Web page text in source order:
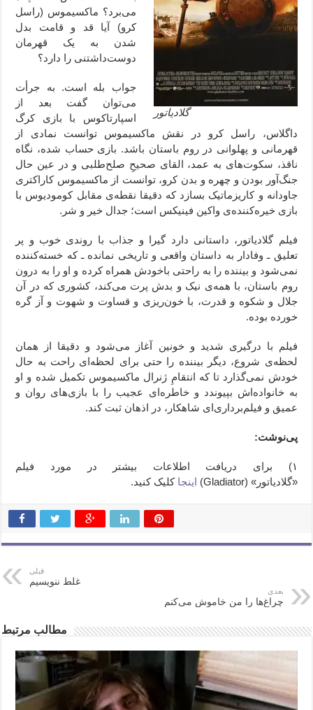
گلادیاتور
می‌برد؟ ماکسیموس (راسل
کرو) آیا قد و قامت بدل
شدن به یک قهرمان
دوست‌داشتنی را دارد؟
جواب بله است. به جرأت
می‌توان گفت بعد از
اسپارتاکوس با بازی کرگ
داگلاس، راسل کرو در نقش ماکسیموس توانست نمادی از
قهرمانی و پهلوانی در روم باستان باشد. بازی حساب شده، نگاه
ناقذ، سکوت‌های به عمد، القای صحیحِ صلح‌طلبی و در عین حال
جنگ‌آور بودن و چهره و بدن کرو، توانست از ماکسیموس کاراکتری
جاودانه و کاریزماتیک بسازد که دقیقا نقطه‌ی مقابل کومودیوس با
بازی خیره‌کننده‌ی واکین فینیکس است؛ جدال خیر و شر.
فیلم گلادیاتور، داستانی دارد گیرا و جذاب با روندی خوب و پر
تعلیق ـ وفادار به داستان واقعی و تاریخی نمانده ـ که خسته‌کننده
نمی‌شود و بیننده را به راحتی باخودش همراه کرده و او را به درون
روم باستان، با همه‌ی نیک و بدش پرت می‌کند، کشوری که در آن
جلال و شکوه و قدرت، با خون‌ریزی و قساوت و شهوت و آز گره
خورده بوده.
فیلم با درگیری شدید و خونین آغاز می‌شود و دقیقا از همان
لحظه‌ی شروع، دیگر بیننده را حتی برای لحظه‌ای راحت به حال
خودش نمی‌گذارد تا که انتقامِ ژنرال ماکسیموس تکمیل شده و او
به خانواده‌اش بپیوندد و خاطره‌ای عجیب را با بازی‌های روان و
عمیق و فیلم‌برداری‌ای شاهکار، در اذهان ثبت کند.
پی‌نوشت:
۱) برای دریافت اطلاعات بیشتر در مورد فیلم
«گلادیاتور» (Gladiator) اینجا کلیک کنید.
قبلی
غلط ننویسیم
بعدی
چراغ‌ها را من خاموش می‌کنم
مطالب مرتبط